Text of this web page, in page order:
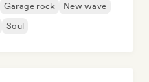
Garage rock
New wave
Soul